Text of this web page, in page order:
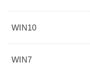
WIN10
WIN7